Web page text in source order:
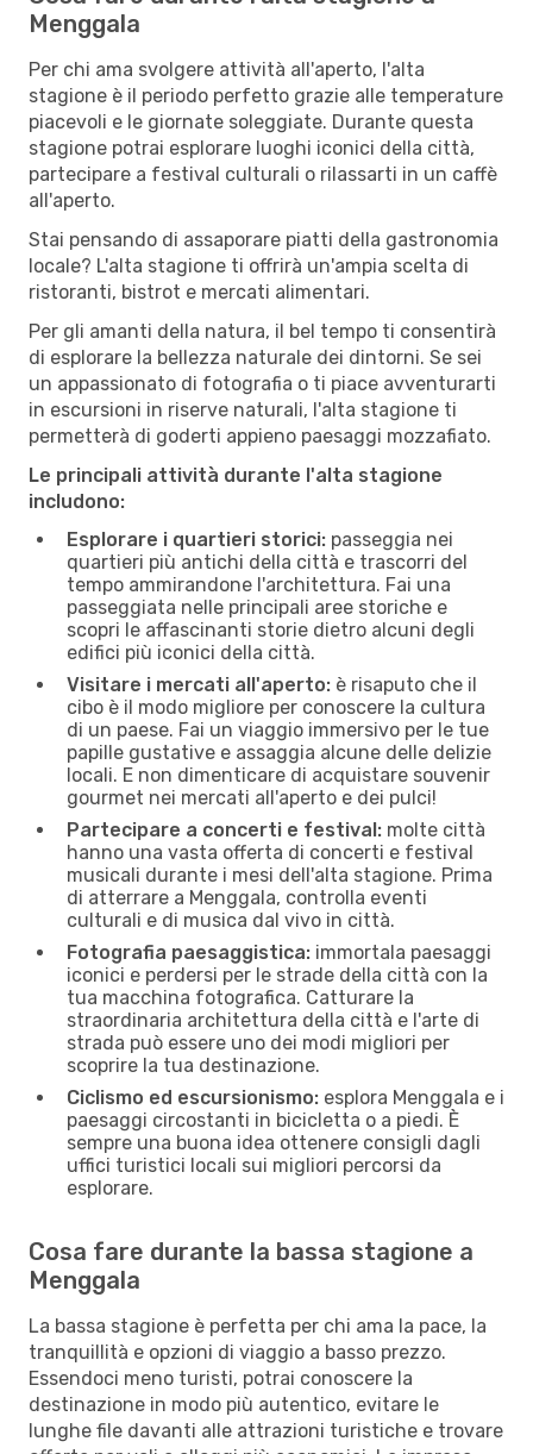
Menggala
Per chi ama svolgere attività all'aperto, l'alta
stagione è il periodo perfetto grazie alle temperature
piacevoli e le giornate soleggiate. Durante questa
stagione potrai esplorare luoghi iconici della città,
partecipare a festival culturali o rilassarti in un caffè
all'aperto.
Stai pensando di assaporare piatti della gastronomia
locale? L'alta stagione ti offrirà un'ampia scelta di
ristoranti, bistrot e mercati alimentari.
Per gli amanti della natura, il bel tempo ti consentirà
di esplorare la bellezza naturale dei dintorni. Se sei
un appassionato di fotografia o ti piace avventurarti
in escursioni in riserve naturali, l'alta stagione ti
permetterà di goderti appieno paesaggi mozzafiato.
Le principali attività durante l'alta stagione
includono:
Esplorare i quartieri storici: passeggia nei
quartieri più antichi della città e trascorri del
tempo ammirandone l'architettura. Fai una
passeggiata nelle principali aree storiche e
scopri le affascinanti storie dietro alcuni degli
edifici più iconici della città.
Visitare i mercati all'aperto: è risaputo che il
cibo è il modo migliore per conoscere la cultura
di un paese. Fai un viaggio immersivo per le tue
papille gustative e assaggia alcune delle delizie
locali. E non dimenticare di acquistare souvenir
gourmet nei mercati all'aperto e dei pulci!
Partecipare a concerti e festival: molte città
hanno una vasta offerta di concerti e festival
musicali durante i mesi dell'alta stagione. Prima
di atterrare a Menggala, controlla eventi
culturali e di musica dal vivo in città.
Fotografia paesaggistica: immortala paesaggi
iconici e perdersi per le strade della città con la
tua macchina fotografica. Catturare la
straordinaria architettura della città e l'arte di
strada può essere uno dei modi migliori per
scoprire la tua destinazione.
Ciclismo ed escursionismo: esplora Menggala e i
paesaggi circostanti in bicicletta o a piedi. È
sempre una buona idea ottenere consigli dagli
uffici turistici locali sui migliori percorsi da
esplorare.
Cosa fare durante la bassa stagione a
Menggala
La bassa stagione è perfetta per chi ama la pace, la
tranquillità e opzioni di viaggio a basso prezzo.
Essendoci meno turisti, potrai conoscere la
destinazione in modo più autentico, evitare le
lunghe file davanti alle attrazioni turistiche e trovare